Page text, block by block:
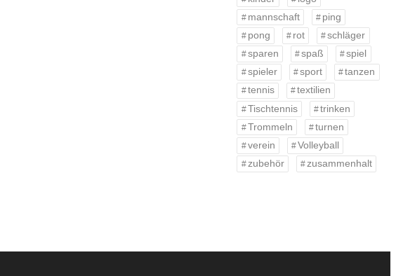
mannschaft
ping
pong
rot
schläger
sparen
spaß
spiel
spieler
sport
tanzen
tennis
textilien
Tischtennis
trinken
Trommeln
turnen
verein
Volleyball
zubehör
zusammenhalt